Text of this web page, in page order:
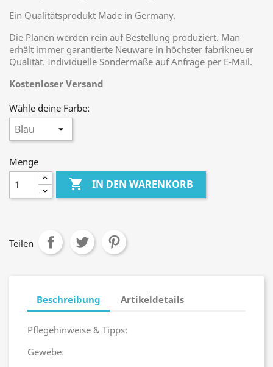
Ein Qualitätsprodukt Made in Germany.
Die Planen werden rein auf Bestellung produziert. Man
erhält immer garantierte Neuware in höchster fabrikneuer
Qualität. Individuelle Sondermaße auf Anfrage per E-Mail.
Kostenloser Versand
Wähle deine Farbe:
Menge
 IN DEN WARENKORB
Teilen
Beschreibung Artikeldetails
Pflegehinweise & Tipps:
Gewebe: